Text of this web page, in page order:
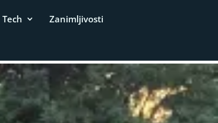
Tech
Zanimljivosti